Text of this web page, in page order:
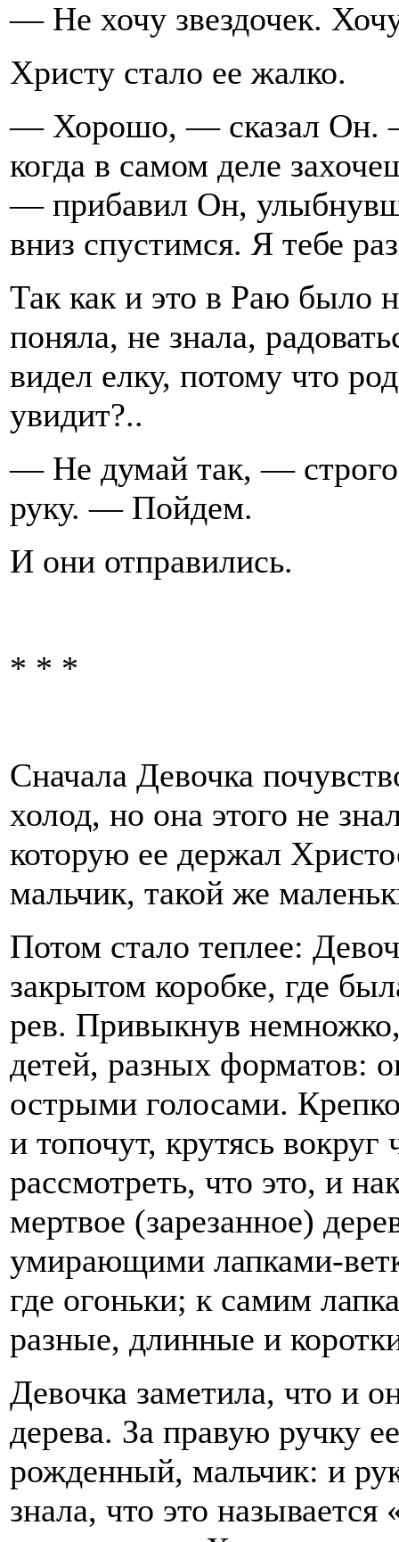
— Не хочу звездочек.
Христу стало ее жалко.
— Хорошо, — сказал Он.
когда в самом деле
— прибавил Он,
вниз спустимся. Я тебе
Так как и это в Раю было
поняла, не знала,
видел елку, потому что
увидит?..
— Не думай так, — строго
руку. — Пойдем.
И они отправились.
* * *
Сначала Девочка
холод, но она этого не
которую ее держал
мальчик, такой же
Потом стало теплее:
закрытом коробке, где
рев. Привыкнув
детей, разных форматов:
острыми голосами.
и топочут, крутясь
рассмотреть, что это, и
мертвое (зарезанное)
умирающими лапками-
где огоньки; к самим
разные, длинные и
Девочка заметила, что и
дерева. За правую ручку
рожденный, мальчик: и
знала, что это